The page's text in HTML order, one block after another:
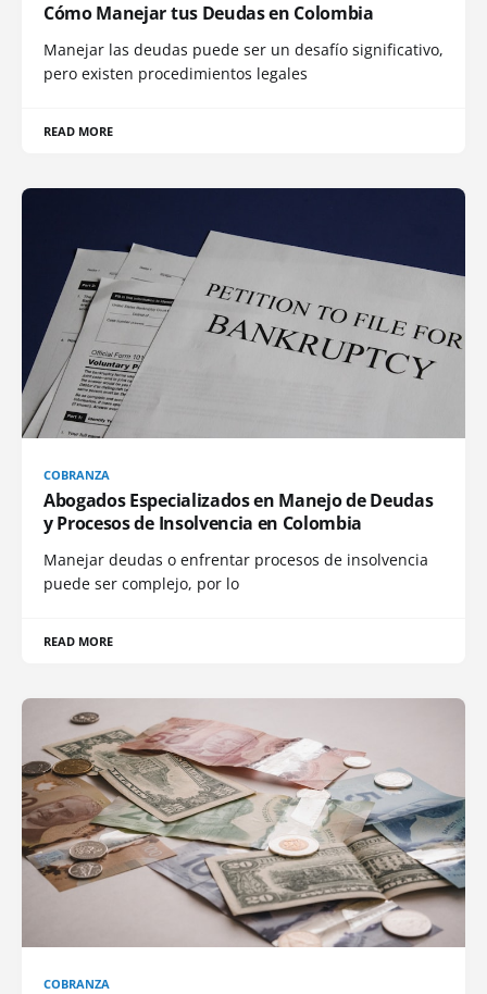
Cómo Manejar tus Deudas en Colombia
Manejar las deudas puede ser un desafío significativo,
pero existen procedimientos legales
READ MORE
COBRANZA
Abogados Especializados en Manejo de Deudas
y Procesos de Insolvencia en Colombia
Manejar deudas o enfrentar procesos de insolvencia
puede ser complejo, por lo
READ MORE
COBRANZA